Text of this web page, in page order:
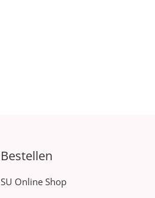
Bestellen
SU Online Shop